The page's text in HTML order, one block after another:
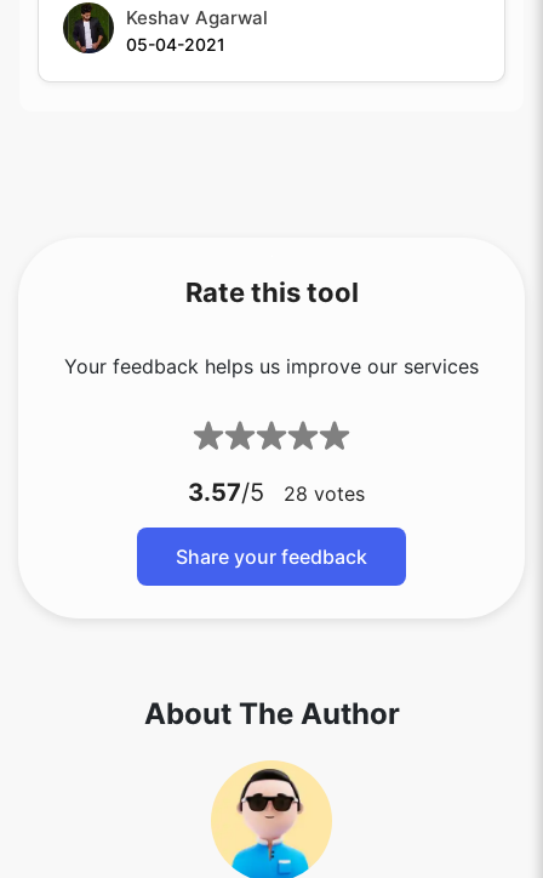
Keshav Agarwal
05-04-2021
Rate this tool
Your feedback helps us improve our services
3.57/5 28 votes
Share your feedback
About The Author